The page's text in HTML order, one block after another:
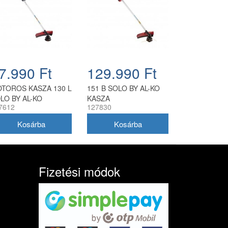
Ft
KASZA 130 L
BY AL-KO
129.990 Ft
151 B SOLO BY AL-KO
KASZA
127830
Fizetési módok